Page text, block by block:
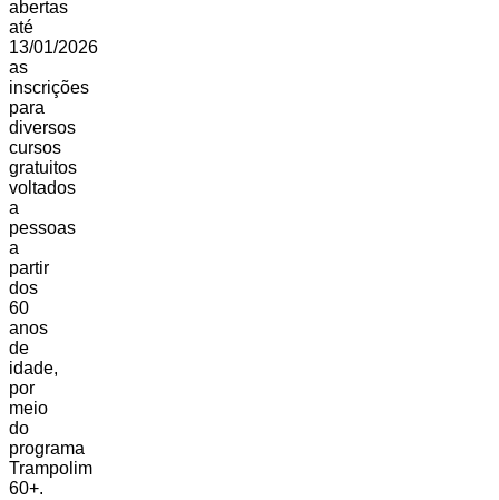
abertas
até
13/01/2026
as
inscrições
para
diversos
cursos
gratuitos
voltados
a
pessoas
a
partir
dos
60
anos
de
idade,
por
meio
do
programa
Trampolim
60+.